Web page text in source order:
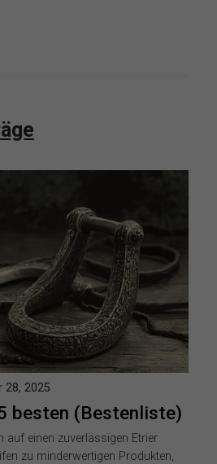
besten (Bestenliste)
28, 2025
auf einen zuverlässigen Etrier
zu minderwertigen Produkten,